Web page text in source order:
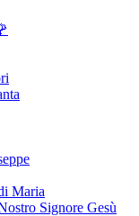
Maria
Signore Gesù